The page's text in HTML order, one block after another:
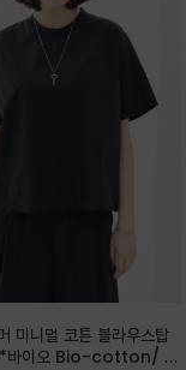
미니멀 코튼 블라우스탑
이오 Bio-cotton/ 시